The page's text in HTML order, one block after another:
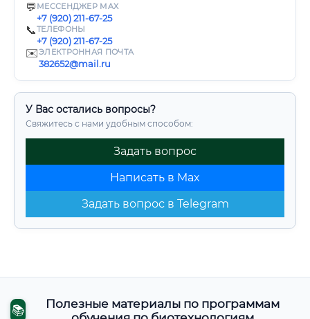
💬 МЕССЕНДЖЕР MAX
+7 (920) 211-67-25
📞ТЕЛЕФОНЫ
+7 (920) 211-67-25
✉️ЭЛЕКТРОННАЯ ПОЧТА
382652@mail.ru
У Вас остались вопросы?
Свяжитесь с нами удобным способом:
Задать вопрос
Написать в Max
Задать вопрос в Telegram
📚
Полезные материалы по программам